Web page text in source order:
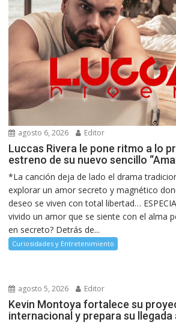
agosto 6, 2026 Editor
Luccas Rivera le pone ritmo a lo
estreno de su nuevo sencillo
*La canción deja de lado el drama
explorar un amor secreto y magnético
deseo se viven con total libertad…
vivido un amor que se siente con el alma
en secreto? Detrás de...
Curiosidades y Entretenimiento
agosto 5, 2026 Editor
Kevin Montoya fortalece su
internacional y prepara su llegada